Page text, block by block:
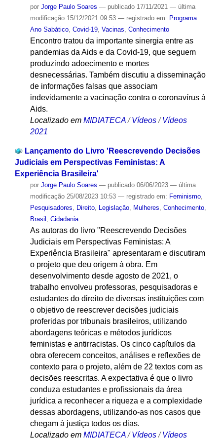
por Jorge Paulo Soares — publicado17/11/2021 — última
modificação15/12/2021 09:53 — registrado em: Programa
Ano Sabático, Covid-19, Vacinas Conhecimento
Encontro tratou da importante sinergia entre as
pandemias da Aids e da Covid-19, que seguem
produzindo adoecimento e mortes
desnecessárias. Também discutiu a disseminação
de informações falsas que associam
indevidamente a vacinação contra o coronavírus à
Aids.
Localizado em MIDIATECA /Vídeos /Vídeos
2021
Lançamento do Livro 'Reescrevendo Decisões
Judiciais em Perspectivas Feministas: A
Experiência Brasileira'
por Jorge Paulo Soares — publicado06/06/2023 — última
modificação25/08/2023 10:53 — registrado em: Feminismo,
Pesquisadores
Direito, Legislação, Mulheres Conhecimento,
Brasil Cidadania
As autoras do livro "Reescrevendo Decisões
Judiciais em Perspectivas Feministas: A
Experiência Brasileira" apresentaram e discutiram
o projeto que deu origem à obra. Em
desenvolvimento desde agosto de 2021, o
trabalho envolveu professoras, pesquisadoras e
estudantes do direito de diversas instituições com
o objetivo de reescrever decisões judiciais
proferidas por tribunais brasileiros, utilizando
abordagens teóricas e métodos jurídicos
feministas e antirracistas. Os cinco capítulos da
obra oferecem conceitos, análises e reflexões de
contexto para o projeto, além de 22 textos com as
decisões reescritas. A expectativa é que o livro
conduza estudantes e profissionais da área
jurídica a reconhecer a riqueza e a complexidade
dessas abordagens, utilizando-as nos casos que
chegam à justiça todos os dias.
Localizado em MIDIATECA /Vídeos /Vídeos